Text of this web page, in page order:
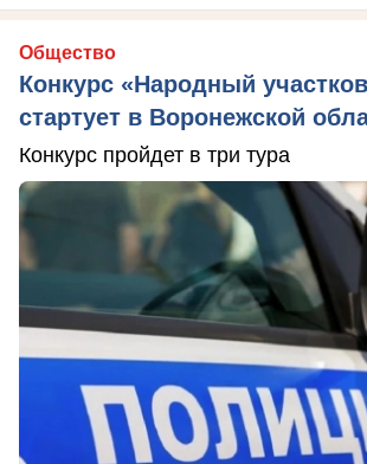
Общество
Конкурс «Народный
стартует в Воронежской
Конкурс пройдет в три тура